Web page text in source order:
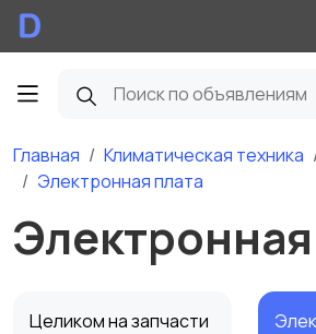
Главная Климатическая техника
Электронная плата
Целиком на запчасти